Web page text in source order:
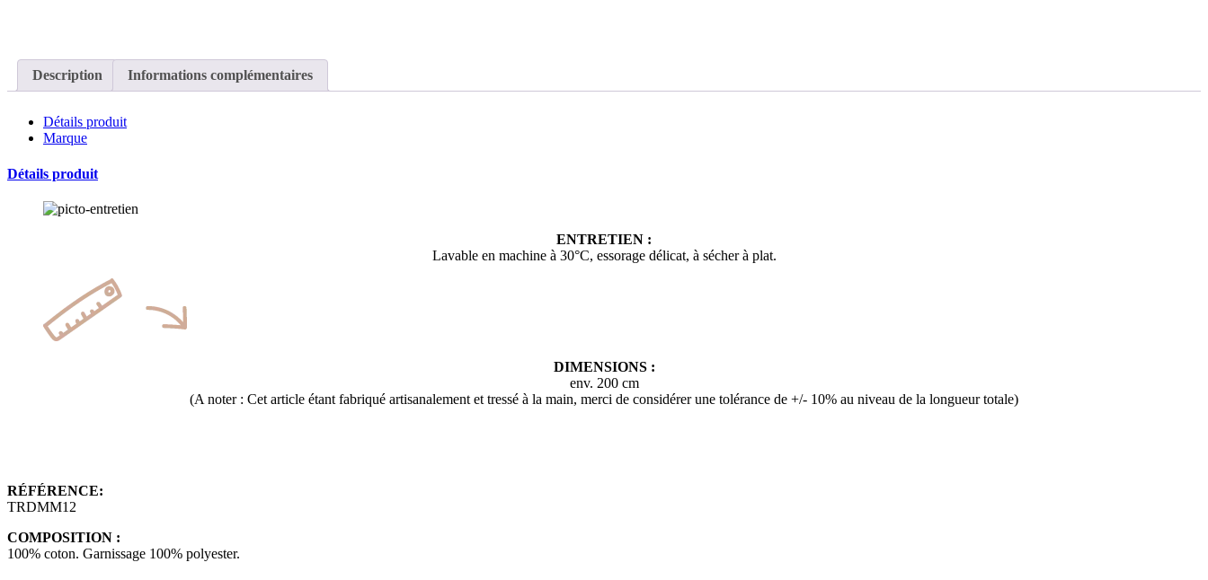
Description Informations complémentaires
Détails produit
Marque
Détails produit
ENTRETIEN :
Lavable en machine à 30°C, essorage délicat, à sécher à plat.
DIMENSIONS :
env. 200 cm
(A noter : Cet article étant fabriqué artisanalement et tressé à la main, merci de considérer une tolérance de +/- 10% au niveau de la longueur totale)
RÉFÉRENCE:
TRDMM12
COMPOSITION :
100% coton. Garnissage 100% polyester.